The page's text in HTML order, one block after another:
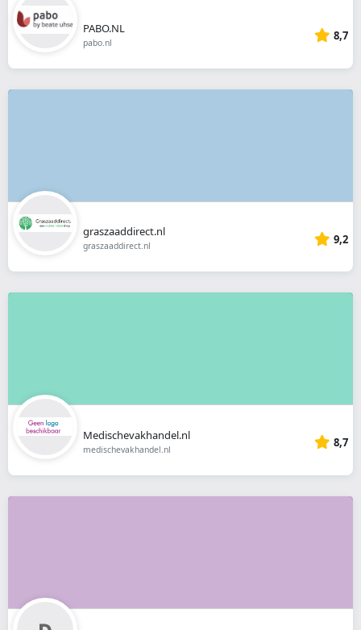
PABO.NL
pabo.nl 8,7
graszaaddirect.nl
graszaaddirect.nl 9,2
Medischevakhandel.nl
medischevakhandel.nl 8,7